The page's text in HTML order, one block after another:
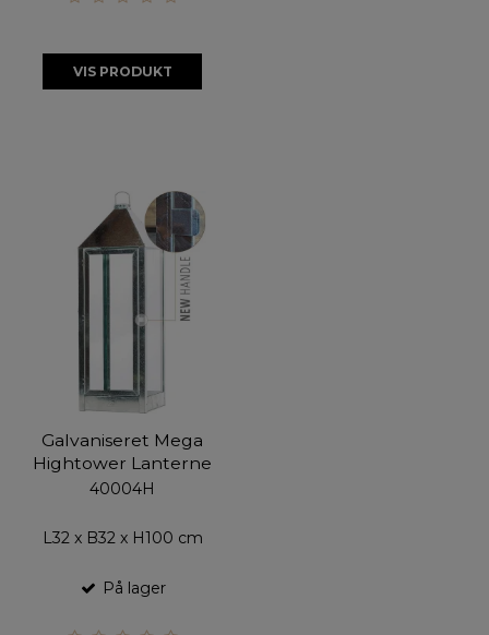
VIS PRODUKT
Galvaniseret Mega
Hightower Lanterne
40004H
L32 x B32 x H100 cm
På lager